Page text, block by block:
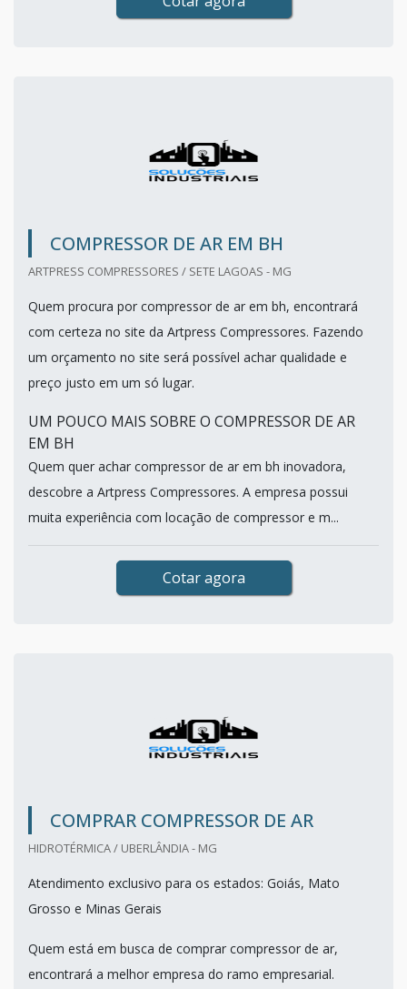
COMPRESSOR DE AR EM BH
ARTPRESS COMPRESSORES / SETE LAGOAS - MG
Quem procura por compressor de ar em bh, encontrará
com certeza no site da Artpress Compressores. Fazendo
um orçamento no site será possível achar qualidade e
preço justo em um só lugar.
UM POUCO MAIS SOBRE O COMPRESSOR DE AR
EM BH
Quem quer achar compressor de ar em bh inovadora,
descobre a Artpress Compressores. A empresa possui
muita experiência com locação de compressor e m...
Cotar agora
COMPRAR COMPRESSOR DE AR
HIDROTÉRMICA / UBERLÂNDIA - MG
Atendimento exclusivo para os estados: Goiás, Mato
Grosso e Minas Gerais
Quem está em busca de comprar compressor de ar,
encontrará a melhor empresa do ramo empresarial.